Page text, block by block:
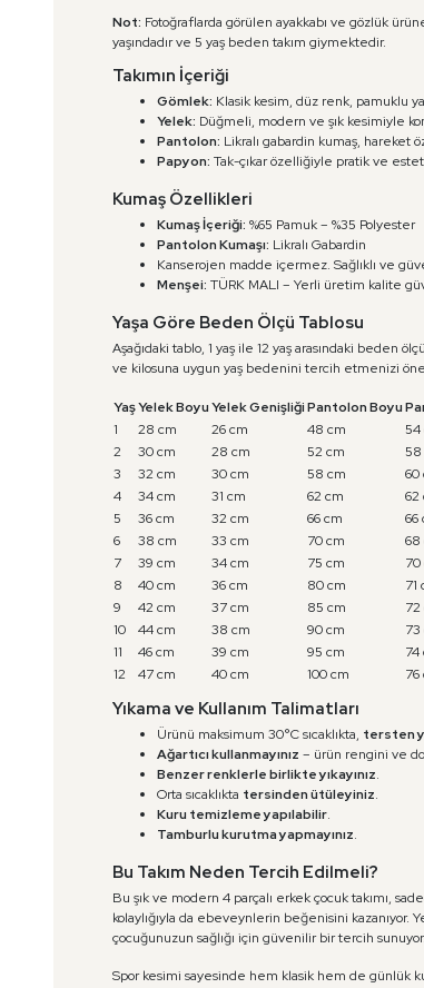
Not: Fotoğraflarda görülen ayakkabı ve gözlük
yaşındadır ve 5 yaş beden takım giymektedir.
Takımın İçeriği
Gömlek: Klasik kesim, düz renk, pamuklu
Yelek: Düğmeli, modern ve şık kesimiyle
Pantolon: Likralı gabardin kumaş, hareket
Papyon: Tak-çıkar özelliğiyle pratik ve
Kumaş Özellikleri
Kumaş İçeriği: %65 Pamuk – %35 Polyester
Pantolon Kumaşı: Likralı Gabardin
Kanserojen madde içermez. Sağlıklı ve
Menşei: TÜRK MALI – Yerli üretim kalite
Yaşa Göre Beden Ölçü Tablosu
Aşağıdaki tablo, 1 yaş ile 12 yaş arasındaki beden
ve kilosuna uygun yaş bedenini tercih etmenizi
YaşYelek BoyuYelek GenişliğiPantolon Boyu
1
28 cm 26 cm 48 cm 54
2
30 cm 28 cm 52 cm 58
3
32 cm 30 cm 58 cm 60
4
34 cm 31 cm 62 cm 62
5
36 cm 32 cm 66 cm 66
6
38 cm 33 cm 70 cm 68
7
39 cm 34 cm 75 cm 70
8
40 cm 36 cm 80 cm 71
9
42 cm 37 cm 85 cm 72
10
44 cm 38 cm 90 cm 73
11
46 cm 39 cm 95 cm 74
12
47 cm 40 cm 100 cm 76
Yıkama ve Kullanım Talimatları
Ürünü maksimum 30°C sıcaklıkta, tersten
Ağartıcı kullanmayınız – ürün rengini ve
Benzer renklerle birlikte yıkayınız.
Orta sıcaklıkta tersinden ütüleyiniz.
Kuru temizleme yapılabilir.
Tamburlu kurutma yapmayınız.
Bu Takım Neden Tercih Edilmeli?
Bu şık ve modern 4 parçalı erkek çocuk takımı,
kolaylığıyla da ebeveynlerin beğenisini
çocuğunuzun sağlığı için güvenilir bir tercih sunuyor.
Spor kesimi sayesinde hem klasik hem de günlük